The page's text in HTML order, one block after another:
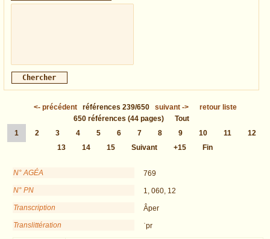
<- précédent références 239/650 suivant->
retour liste
650 références (44 pages)
Tout
1
2 3 4 5 6 7 8 9 10 11
12
13
14 15 Suivant +15 Fin
N° AGÉA
769
N° PN
1, 060, 12
Transcription
Âper
Translittération
ʿpr